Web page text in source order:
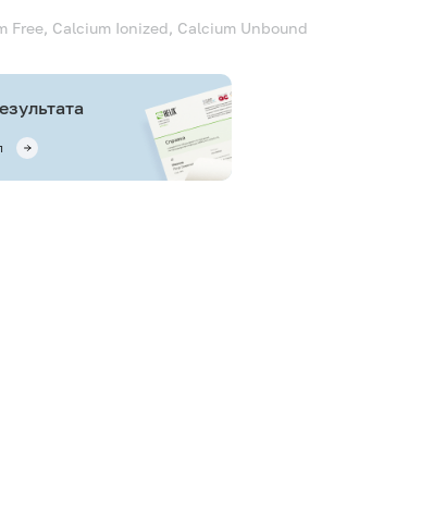
Free, Calcium Ionized, Calcium Unbound